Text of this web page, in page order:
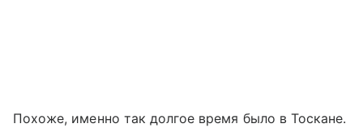
Похоже, именно так долгое время было в Тоскане.